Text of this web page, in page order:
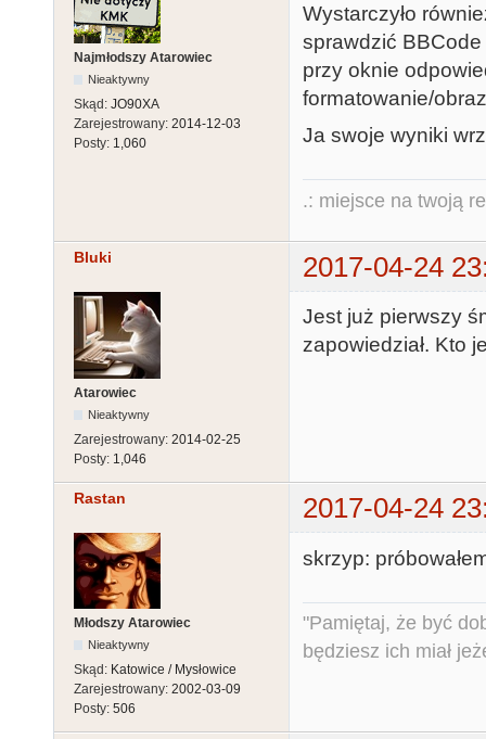
Najmłodszy Atarowiec
Nieaktywny
Skąd: JO90XA
Zarejestrowany: 2014-12-03
Posty: 1,060
Wystarczyło
sprawdzić
przy oknie
formatowanie/
Ja swoje wyniki
.: miejsce na twoją
Bluki 2017-04-24
Atarowiec
Nieaktywny
Zarejestrowany: 2014-02-25
Posty: 1,046
Jest już pierwszy
zapowiedział. Kto
Rastan 2017-04-24
Młodszy Atarowiec
Nieaktywny
Skąd: Katowice / Mysłowice
Zarejestrowany: 2002-03-09
Posty: 506
skrzyp:
"Pamiętaj, że być
będziesz ich miał